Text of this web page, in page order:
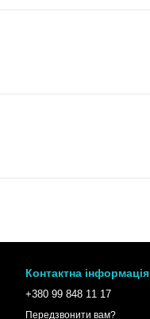
Контактна інформація
+380 99 848 11 17
Передзвонити вам?